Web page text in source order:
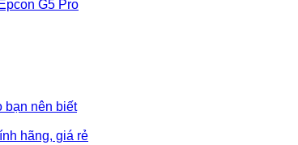
G5 Pro
bạn nên biết
hãng, giá rẻ